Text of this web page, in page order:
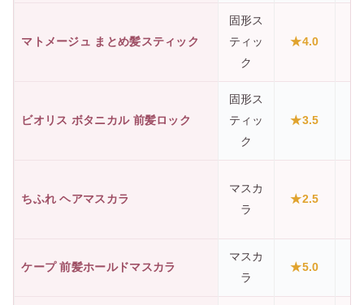
マトメージュ まとめ髪スティック
固形ス
ティッ
ク
★4.0
ビオリス ボタニカル 前髪ロック
固形ス
ティッ
ク
★3.5
ちふれ ヘアマスカラ
マスカ
ラ
★2.5
ケープ 前髪ホールドマスカラ
マスカ
ラ
★5.0